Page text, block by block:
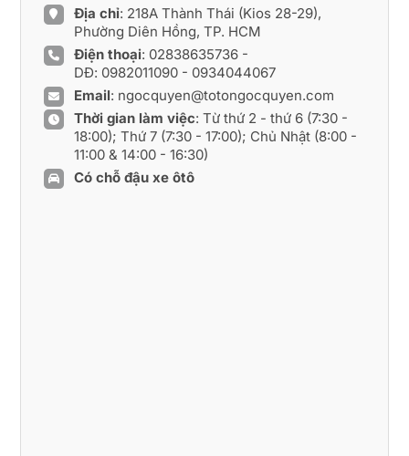
Địa chỉ: 218A Thành Thái (Kios 28-29),
Phường Diên Hồng, TP. HCM
Điện thoại: 02838635736 -
DĐ: 0982011090- 0934044067
Email: ngocquyen@totongocquyen.com
Thời gian làm việc: Từ thứ 2 - thứ 6 (7:30 -
18:00); Thứ 7 (7:30 - 17:00); Chủ Nhật (8:00 -
11:00 & 14:00 - 16:30)
Có chỗ đậu xe ôtô